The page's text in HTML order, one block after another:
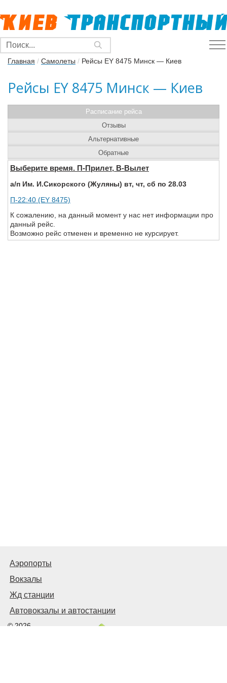
Главная / Самолеты / Рейсы EY 8475 Минск — Киев
Рейсы EY 8475 Минск — Киев
Расписание рейса
Выберите время. П-Прилет, В-Вылет
а/п Им. И.Сикорского (Жуляны) вт, чт, сб по 28.03
П-22:40 (EY 8475)
К сожалению, на данный момент у нас нет информации про
данный рейс.
Возможно рейс отменен и временно не курсирует.
Отзывы
Альтернативные
Обратные
Аэропорты
Вокзалы
Жд станции
Автовокзалы и автостанции
© 2026